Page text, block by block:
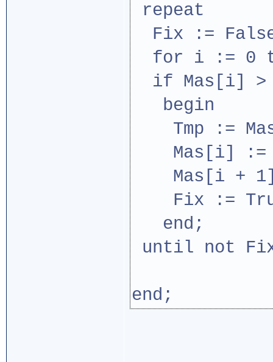
repeat
Fix :=
for i := 0 to
if Mas[i] >
begin
Tmp :=
Mas[i] :=
Mas[i + 1]
Fix :=
end;
until not
end;